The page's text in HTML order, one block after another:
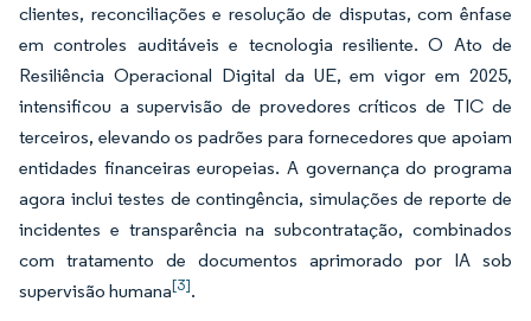
clientes, reconciliações e resolução de disputas, com ênfase
em controles auditáveis e tecnologia resiliente. O Ato de
Resiliência Operacional Digital da UE, em vigor em 2025,
intensificou a supervisão de provedores críticos de TIC de
terceiros, elevando os padrões para fornecedores que apoiam
entidades financeiras europeias. A governança do programa
agora inclui testes de contingência, simulações de reporte de
incidentes e transparência na subcontratação, combinados
com tratamento de documentos aprimorado por IA sob
supervisão humana[3].